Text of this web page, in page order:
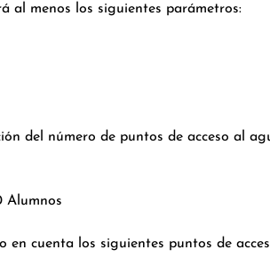
al menos los siguientes parámetros:
del número de puntos de acceso al
Alumnos
cuenta los siguientes puntos de